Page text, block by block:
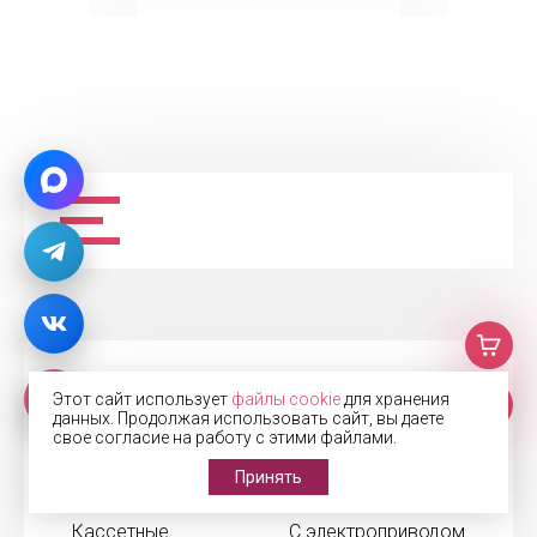
Жалюзи
Горизонтальные
Кассетные
Рулонные шторы
Блэкаут
День-Ночь
Кассетные
С электроприводом
Этот сайт использует файлы cookie для хранения
данных. Продолжая использовать сайт, вы даете
свое согласие на работу с этими файлами.
Принять